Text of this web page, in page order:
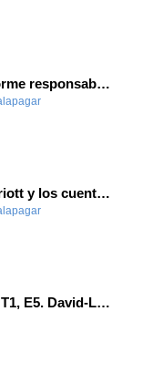
Podcast 25/26 - La enorme responsabilidad de ser juez
-
Podcast 25/26 - Ana Griott y los cuentos de las voces olvidadas
-
Charlas con expertos. T1, E5. David-Li Ilundáin Reviriego